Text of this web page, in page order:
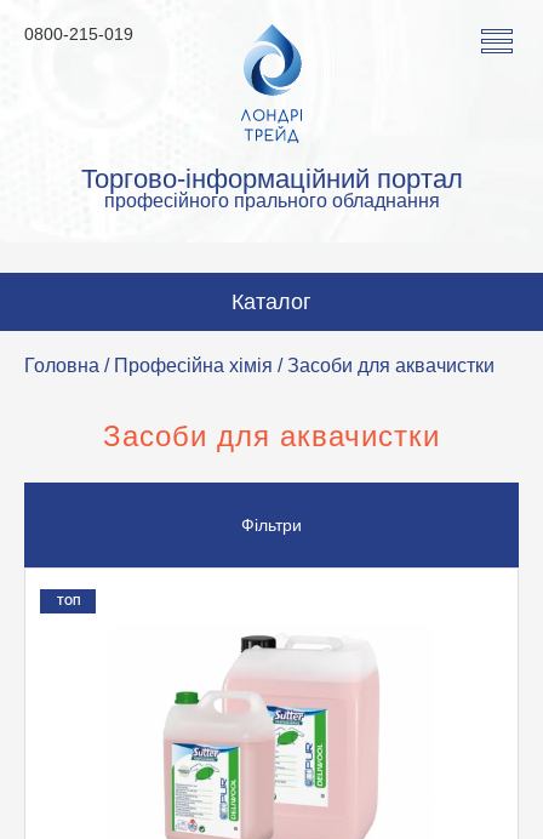
Торгово-інформаційний портал
професійного прального обладнання
0800-215-019
Каталог
Пральні машини
Прасувальні машини
Допоміжне обладнання
Головна / Професійна хімія / Засоби для аквачистки
Засоби для аквачистки
Фільтри
ТОП